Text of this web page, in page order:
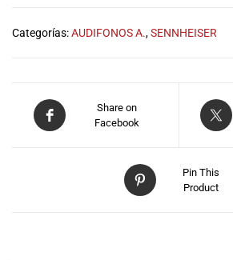
posible.
competitivos y
promociones
para nuestros
clientes. Ven a
visitarnos en
Categorías:AUDIFONOS A.,SENNHEISER
Share on
Facebook
Pin This
Product